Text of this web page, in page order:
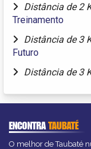
Distância de 2
Treinamento
Distância de 3
Futuro
Distância de 3
ENCONTRATAUBATÉ
O melhor de Taubaté